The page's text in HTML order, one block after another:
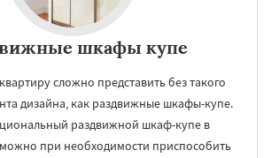
шкафы купе
сложно представить без такого
дизайна, как раздвижные шкафы-купе.
раздвижной шкаф-купе в
при необходимости приспособить